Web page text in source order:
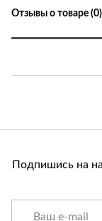
Отзывы о товаре (0)
Подпишись на